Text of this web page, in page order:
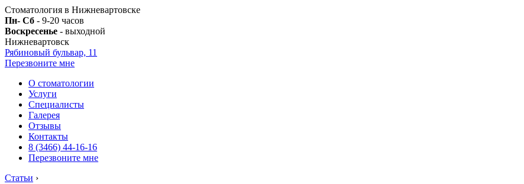
Стоматология в Нижневартовске
Пн- Сб - 9-20 часов
Воскресенье - выходной
Нижневартовск
Рябиновый бульвар, 11
Перезвоните мне
О стоматологии
Услуги
Специалисты
Галерея
Отзывы
Контакты
8 (3466) 44-16-16
Перезвоните мне
Статьи ›